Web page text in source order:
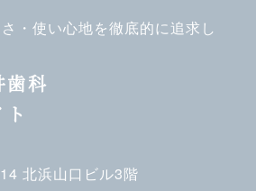
・使い心地を徹底的に追求し
歯科
北浜山口ビル3階